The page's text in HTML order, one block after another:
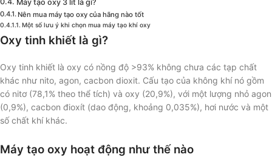
Máy tạo oxy 3 lít là gì?
Nên mua máy tạo oxy của hãng nào tốt
Một số lưu ý khi chọn mua máy tạo khí oxy
Oxy tinh khiết là gì?
Oxy tinh khiết là oxy có nồng độ >93% không chưa các tạp chất
khác như nito, agon, cacbon dioxit. Cấu tạo của không khí nó gồm
có nitơ (78,1% theo thể tích) và oxy (20,9%), với một lượng nhỏ agon
(0,9%), cacbon đioxít (dao động, khoảng 0,035%), hơi nước và một
số chất khí khác.
Máy tạo oxy hoạt động như thế nào